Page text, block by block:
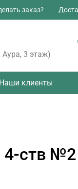
заказ?
3 этаж)
Наши клиенты
4-ств №2